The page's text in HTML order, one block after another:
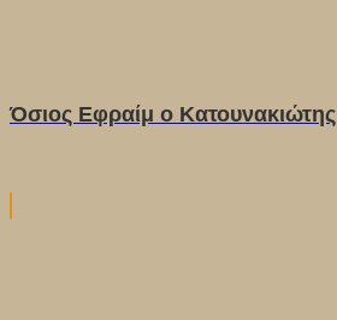
Όσιος Εφραίμ ο Κατουνακιώτης